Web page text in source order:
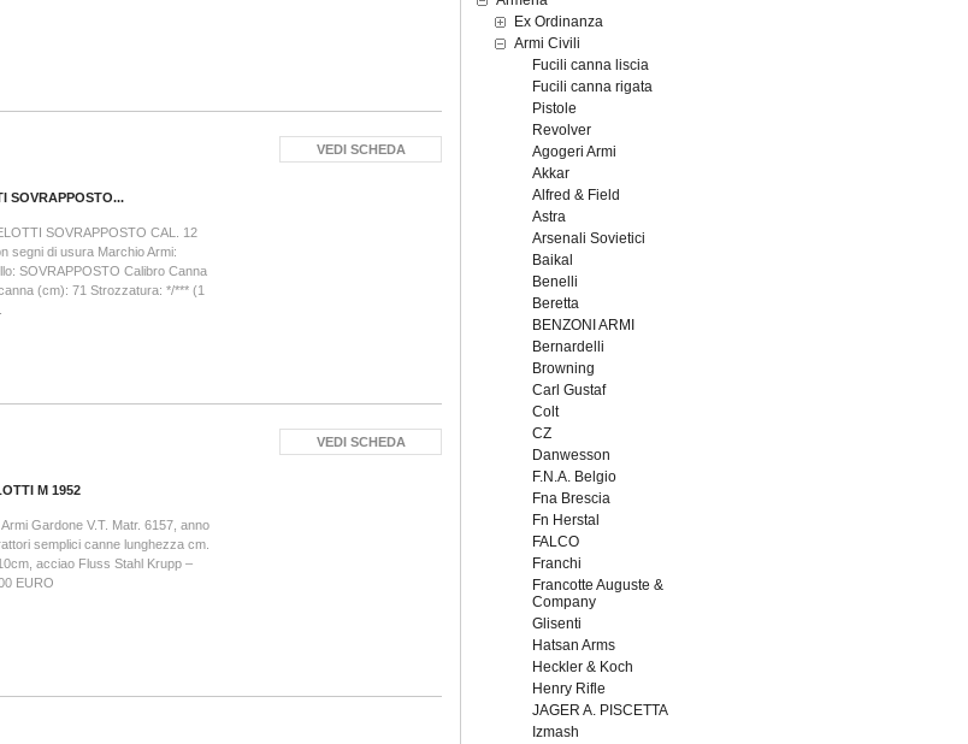
SOVRAPPOSTO...
SOVRAPPOSTO CAL. 12
segni di usura Marchio Armi:
SOVRAPPOSTO Calibro Canna
(cm): 71 Strozzatura: */*** (1
VEDI SCHEDA
M 1952
Gardone V.T. Matr. 6157, anno
semplici canne lunghezza cm.
acciao Fluss Stahl Krupp –
EURO
VEDI SCHEDA
Ex Ordinanza
Armi Civili
Fucili canna liscia
Fucili canna rigata
Pistole
Revolver
Agogeri Armi
Akkar
Alfred & Field
Astra
Arsenali Sovietici
Baikal
Benelli
Beretta
BENZONI ARMI
Bernardelli
Browning
Carl Gustaf
Colt
CZ
Danwesson
F.N.A. Belgio
Fna Brescia
Fn Herstal
FALCO
Franchi
Francotte Auguste &
Company
Glisenti
Hatsan Arms
Heckler & Koch
Henry Rifle
JAGER A. PISCETTA
Izmash